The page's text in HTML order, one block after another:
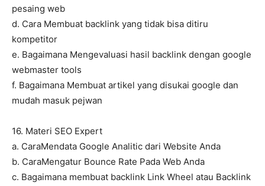
pesaing web
d. Cara Membuat backlink yang tidak bisa ditiru
kompetitor
e. Bagaimana Mengevaluasi hasil backlink dengan google
webmaster tools
f. Bagaimana Membuat artikel yang disukai google dan
mudah masuk pejwan
16. Materi SEO Expert
a. CaraMendata Google Analitic dari Website Anda
b. CaraMengatur Bounce Rate Pada Web Anda
c. Bagaimana membuat backlink Link Wheel atau Backlink